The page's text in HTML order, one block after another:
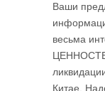
Ваши
весьма
Китае.